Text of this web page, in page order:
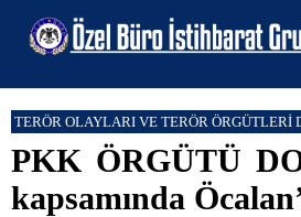
TERÖR OLAYLARI VE TERÖR ÖRGÜTLERİ
PKK ÖRGÜTÜ
kapsamında